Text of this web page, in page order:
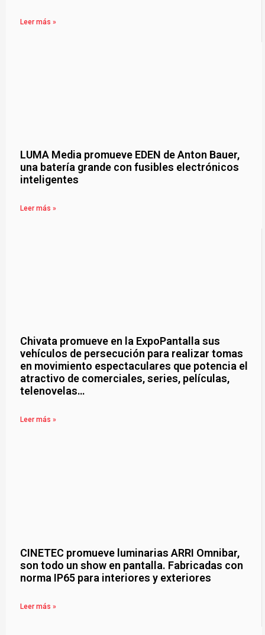
Leer más »
LUMA Media promueve EDEN de Anton Bauer,
una batería grande con fusibles electrónicos
inteligentes
Leer más »
Chivata promueve en la ExpoPantalla sus
vehículos de persecución para realizar tomas
en movimiento espectaculares que potencia el
atractivo de comerciales, series, películas,
telenovelas…
Leer más »
CINETEC promueve luminarias ARRI Omnibar,
son todo un show en pantalla. Fabricadas con
norma IP65 para interiores y exteriores
Leer más »